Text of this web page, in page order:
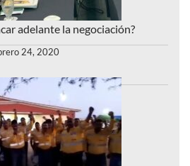
adelante la negociación?
24, 2020